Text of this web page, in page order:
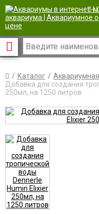
|
Каталог
Добавка для создания
250мл, на 1250 литров